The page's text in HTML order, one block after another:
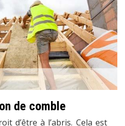
de comble
d’être à l’abris. Cela est